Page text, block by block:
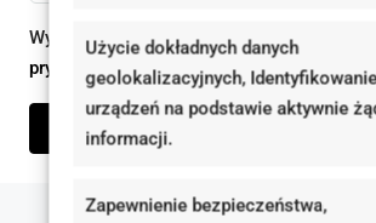
Użycie dokładnych danych
geolokalizacyjnych,
urządzeń na podstawie aktywnie
informacji.
Zapewnienie bezpieczeństwa,
Wysyłając ten formularz zgadzam się z
prywatności